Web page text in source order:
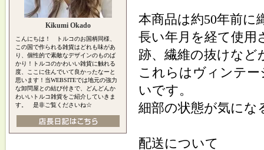
Kikumi Okado
こんにちは！ トルコのお国柄同様、
この国で作られる雑貨はどれも味があ
り、個性的で素敵なデザインのものば
かり！トルコのかわいい雑貨に触れる
度、ここに住んでいて良かったなーと
思います！当WEBSITEでは地元の強力
な卸問屋との結び付きで、どんどんか
わいいトルコ雑貨をご紹介していきま
す。 是非ご覧くださいね☆
本商品は約50年前に
長い年月を経て使用
跡、繊維の抜けなど
これらはヴィンテ
いです。
細部の状態が気にな
配送について